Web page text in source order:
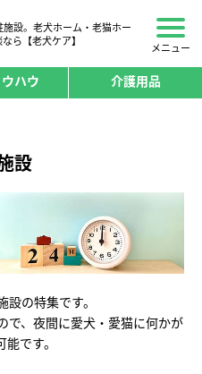
設。老犬ホーム・老猫ホー
ら【老犬ケア】
メニュー
ハウ 介護用品
設
の特集です。
で、夜間に愛犬・愛猫に何かが
です。